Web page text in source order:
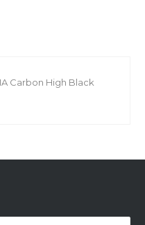
Carbon High Black